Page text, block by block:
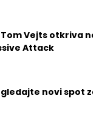
Vejts otkriva
Attack
novi spot za